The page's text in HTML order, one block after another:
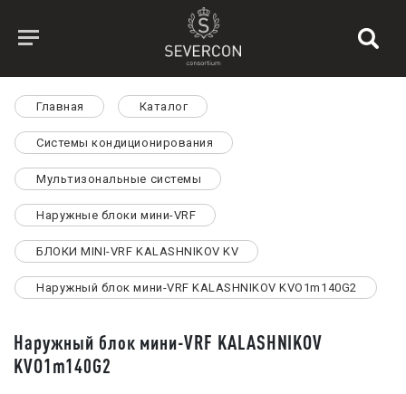
Главная Каталог
Системы кондиционирования
Мультизональные системы
Наружные блоки мини-VRF
БЛОКИ MINI-VRF KALASHNIKOV KV
Наружный блок мини-VRF KALASHNIKOV KVO1m140G2
Наружный блок мини-VRF KALASHNIKOV
KVO1m140G2